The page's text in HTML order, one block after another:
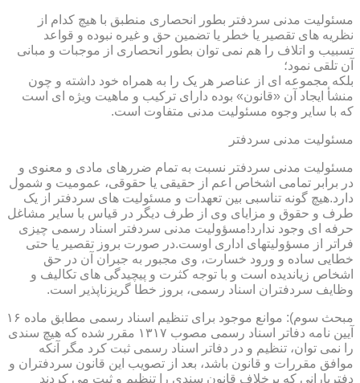
مسئولیت مدنی سردفتر بطور انحصاری منطبق با هیچ کدام از
نظریه های تقصیر یا خطر یا تضمین حق و غیره نبوده و قواعد
تسبیب و اتلاف را هم نمی توان بطور انحصاری از موجبات و مبانی
آن تلقی نمود؛
بلکه مجموعه ای از عناصر هر یک را به همراه خود داشته و چون
منشأ ایجاد آن «قانون» بوده دارای ترکیب و ماهیت ویژه ای است
که با سایر وجوه مسئولیت مدنی متفاوت است.
مسئولیت مدنی سردفتر
مسئولیت مدنی سردفتر نسبت به تمام ضررهای مادی و معنوی و
در برابر تمامی اشخاص اعم از حقیقی یا حقوقی، عمومیت و شمول
دارد.هیچ گونه تناسبی بین تعهدات و مسئولیت های سردفتر از یک
طرف و حقوق و مزایای وی از طرف دیگر در قیاس با سایر مشاغل
حرفه ای وجود ندارد!مسؤولیت مدنی سردفتر اسناد رسمی چیزی
فراتر از مسؤولیتهای اداری اوست.در صورت بروز تقصیر یا حتی
خطایی ساده و ورود خسارت، وی مجبور به جبران آن در حق
اشخاص زیاندیده است و با توجه کثرت و پیچیدگی های تکالیف و
وظایف سردفتران اسناد رسمی، بروز خطا گریزناپذیر است.
مبحث سوم): موانع موجود برای تنظیم اسناد رسمی مطابق ماده ۱۶
آیین نامه دفاتر اسناد رسمی مصوب ۱۳۱۷ مقرر شده که هیچ سندی
را نمی توان، تنظیم و در دفاتر اسناد رسمی ثبت کرد مگر آنکه
موافق مقررات و قانون باشد، بعد از تصویب این قانون سردفتران و
دفتریارانی که برخلاف قانون سندی را تنظیم و ثبت می کردند